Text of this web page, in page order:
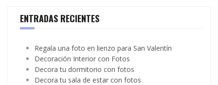
ENTRADAS RECIENTES
Regala una foto en lienzo para San Valentín
Decoración Interior con Fotos
Decora tu dormitorio con fotos
Decora tu sala de estar con fotos